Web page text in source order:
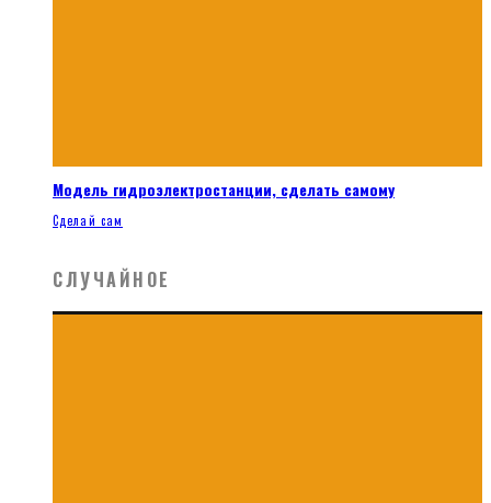
Модель гидроэлектростанции, сделать самому
Сделай сам
СЛУЧАЙНОЕ